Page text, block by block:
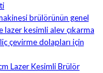
Lazer Kesimli Brülör